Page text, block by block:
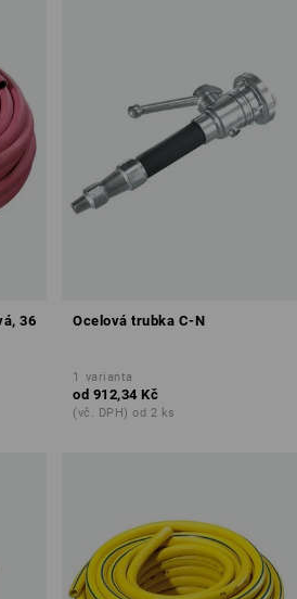
36
Ocelová trubka C-N
1 varianta
od 912,34 Kč
(vč. DPH) od 2 ks